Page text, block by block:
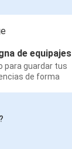
de equipajes
para guardar tus
de forma